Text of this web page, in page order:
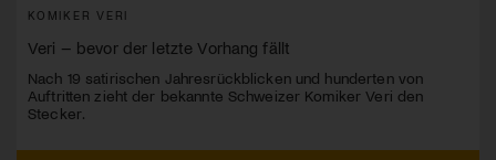
KOMIKER VERI
Veri – bevor der letzte Vorhang fällt
Nach 19 satirischen Jahresrückblicken und hunderten von
Auftritten zieht der bekannte Schweizer Komiker Veri den
Stecker.